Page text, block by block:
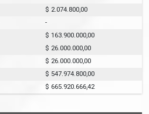
$ 2.074.800,00
-
$ 163.900.000,00
$ 26.000.000,00
$ 26.000.000,00
$ 547.974.800,00
$ 665.920.666,42